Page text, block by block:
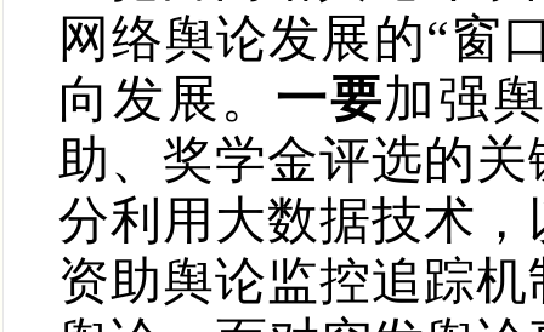
网络舆论发展的“窗
向发展。 一要加强
助、奖学金评选的
分利用大数据技术
资助舆论监控追踪